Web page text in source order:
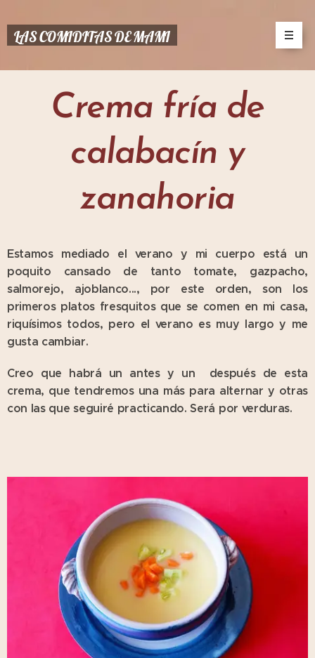
LAS COMIDITAS DE MAMI
Crema fría de
calabacín y
zanahoria
Estamos mediado el verano y mi cuerpo está un
poquito cansado de tanto tomate, gazpacho,
salmorejo, ajoblanco..., por este orden, son los
primeros platos fresquitos que se comen en mi casa,
riquísimos todos, pero el verano es muy largo y me
gusta cambiar.
Creo que habrá un antes y un después de esta
crema, que tendremos una más para alternar y otras
con las que seguiré practicando. Será por verduras.